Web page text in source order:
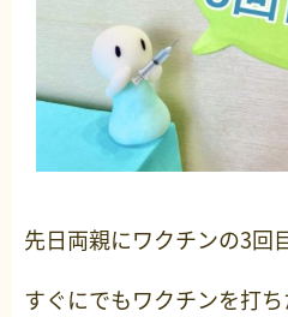
先日両親にワクチンの3回
すぐにでもワクチンを打